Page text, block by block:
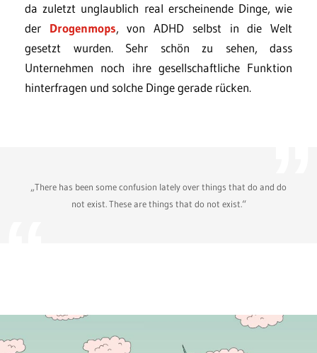
da zuletzt unglaublich real erscheinende Dinge, wie
der Drogenmops, von ADHD selbst in die Welt
gesetzt wurden. Sehr schön zu sehen, dass
Unternehmen noch ihre gesellschaftliche Funktion
hinterfragen und solche Dinge gerade rücken.
„There has been some confusion lately over things that do and do
not exist. These are things that do not exist.“